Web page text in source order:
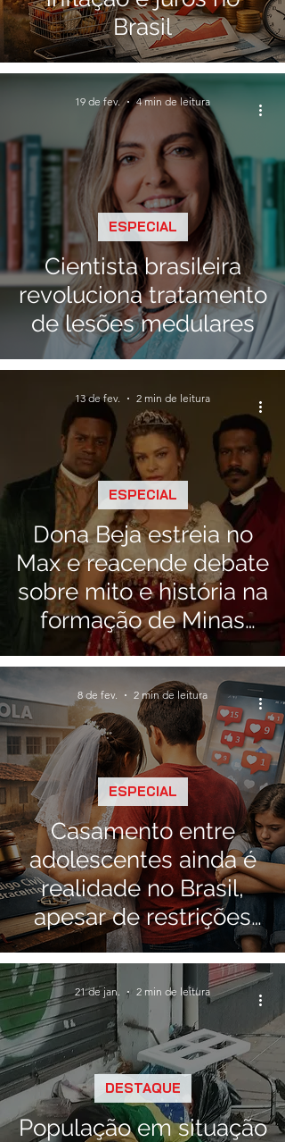
Brasil
Cientista brasileira
revoluciona tratamento
de lesões medulares
ESPECIAL
19 de fev. 4 min de leitura
Dona Beja estreia no
Max e reacende debate
sobre mito e história na
formação de Minas
Gerais
ESPECIAL
13 de fev. 2 min de leitura
Casamento entre
adolescentes ainda é
realidade no Brasil,
apesar de restrições
legais
ESPECIAL
8 de fev. 2 min de leitura
População em situação
DESTAQUE
21 de jan. 2 min de leitura